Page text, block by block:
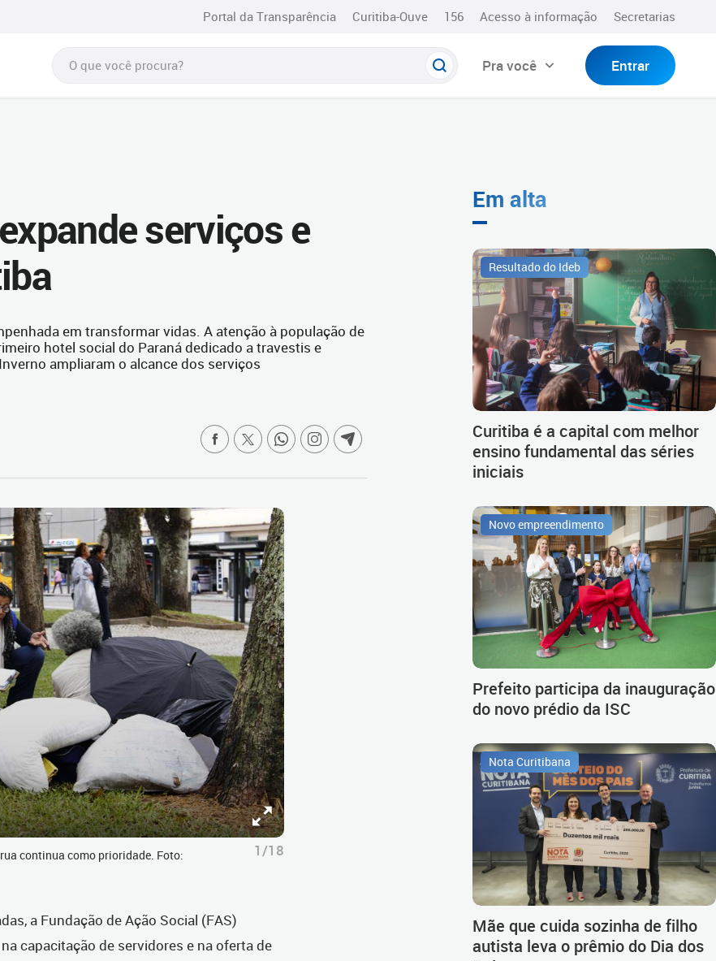
Portal da Transparência Curitiba-Ouve 156 Acesso à informação Secretarias
Pra você Entrar
serviços e
em transformar vidas. A atenção à população de
hotel social do Paraná dedicado a travestis e
ampliaram o alcance dos serviços
continua como prioridade. Foto:
1/18
a Fundação de Ação Social (FAS)
capacitação de servidores e na oferta de
Em alta
Resultado do Ideb
Curitiba é a capital com melhor
ensino fundamental das séries
iniciais
Novo empreendimento
Prefeito participa da inauguração
do novo prédio da ISC
Nota Curitibana
Mãe que cuida sozinha de filho
autista leva o prêmio do Dia dos